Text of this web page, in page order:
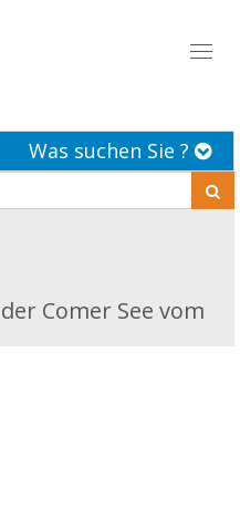
Was suchen Sie ?
Comer See vom